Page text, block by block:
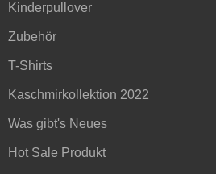
Kinderpullover
Zubehör
T-Shirts
Kaschmirkollektion 2022
Was gibt's Neues
Hot Sale Produkt